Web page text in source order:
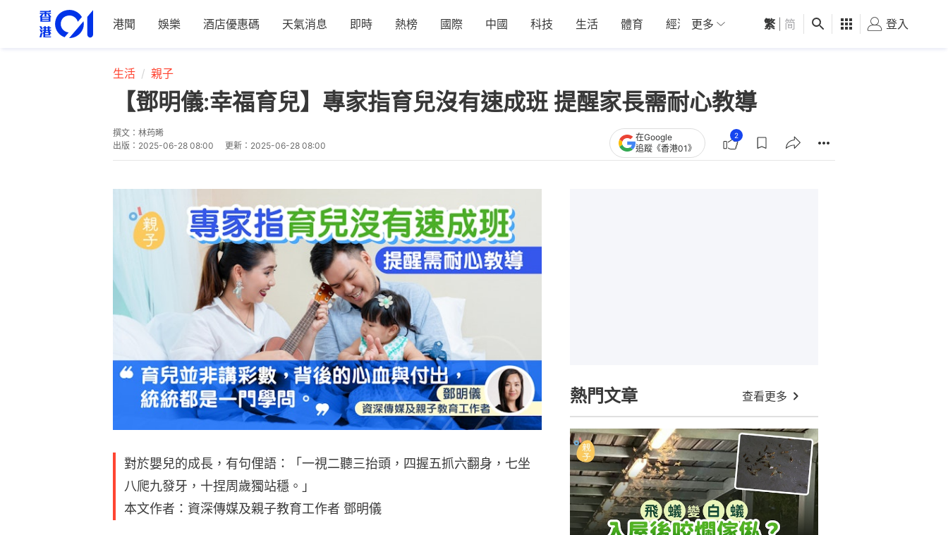
港聞 娛樂 酒店優惠碼 天氣消息 即時 熱榜 國際 中國 科技 生活 體育 經濟 01深圳 觀點 健康 好食玩飛
更多 繁 简 登入
生活 親子
【鄧明儀:幸福育兒】專家指育兒沒有速成班 提醒家長需耐心教導
撰文： 林荺晞
出版： 2025-06-28 08:00 更新： 2025-06-28 08:00
在Google
追蹤《香港01》
2
對於嬰兒的成長，有句俚語：「一視二聽三抬頭，四握五抓六翻身，七坐
八爬九發牙，十捏周歲獨站穩。」
本文作者：資深傳媒及親子教育工作者 鄧明儀
熱門文章 查看更多